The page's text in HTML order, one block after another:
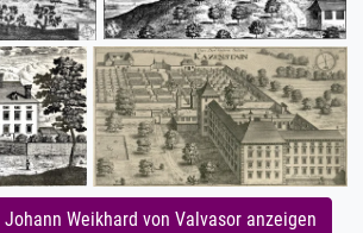
Johann Weikhard von Valvasor anzeigen